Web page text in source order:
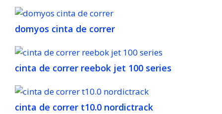
domyos cinta de correr
cinta de correr reebok jet 100 series
cinta de correr t10.0 nordictrack